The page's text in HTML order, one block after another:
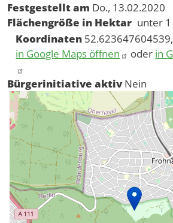
Festgestellt am Do., 13.02.2020
Flächengröße in Hektar unter 1
Koordinaten
in Google Maps öffnen
oder in
Bürgerinitiative aktiv Nein